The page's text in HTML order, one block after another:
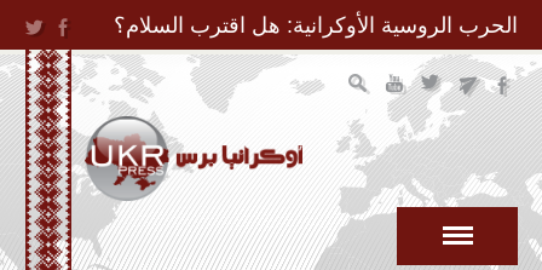
Jump to Navigation
الحرب الروسية الأوكرانية: هل اقترب السلام؟